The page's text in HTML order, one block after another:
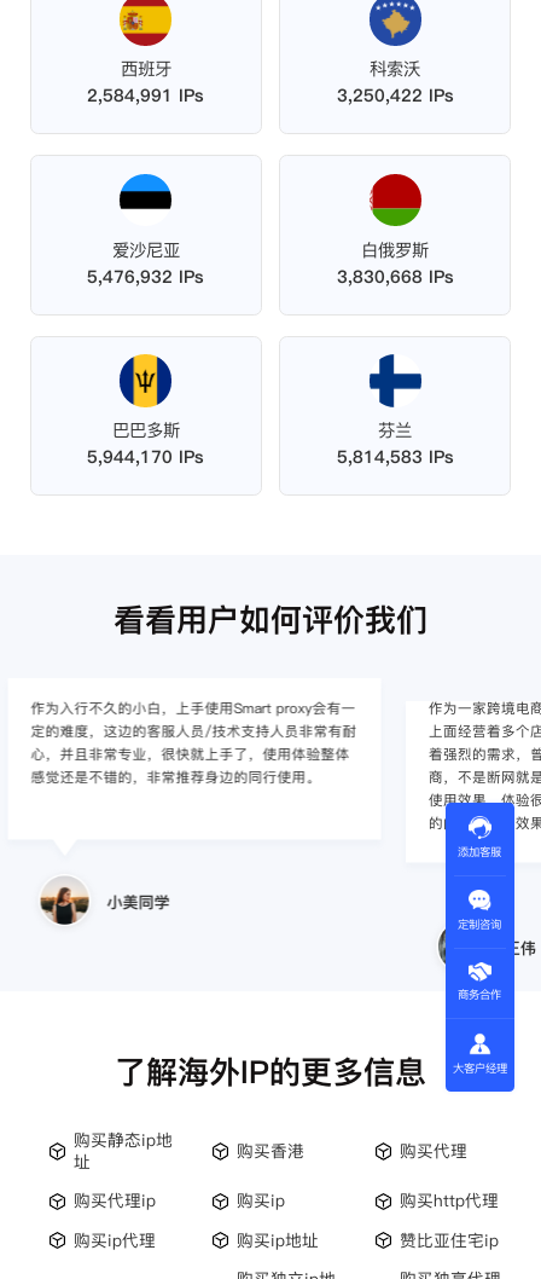
西班牙
2,584,991 IPs
科索沃
3,250,422 IPs
爱沙尼亚
5,476,932 IPs
白俄罗斯
3,830,668 IPs
巴巴多斯
5,944,170 IPs
芬兰
5,814,583 IPs
看看用户如何评价我们
作为入行不久的小白，上手使用Smart proxy会有一
定的难度，这边的客服人员/技术支持人员非常有耐
心，并且非常专业，很快就上手了，使用体验整体
感觉还是不错的，非常推荐身边的同行使用。
小美同学
作为一家跨境电
上面经营着多个
着强烈的需求，
商，不是断网就
使用效果，体验
的问题，使用效
王伟
了解海外IP的更多信息
购买静态ip地
址
购买香港 购买代理
购买代理ip 购买ip
购买http代理
购买ip代理
购买ip地址 赞比亚住宅ip
添加客服
定制咨询
商务合作
大客户经理